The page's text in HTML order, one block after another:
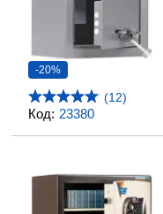
Код: 23380
-20%
(12)